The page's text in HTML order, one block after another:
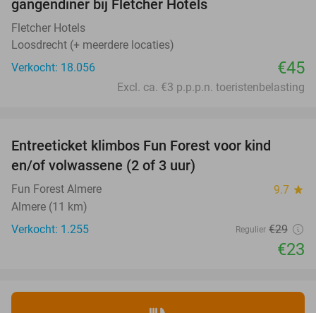
gangendiner bij Fletcher Hotels
Fletcher Hotels
Loosdrecht (+ meerdere locaties)
Verkocht: 18.056
€45
Excl. ca. €3 p.p.p.n. toeristenbelasting
Entreeticket klimbos Fun Forest voor kind
en/of volwassene (2 of 3 uur)
Fun Forest Almere 9.7 star
Almere (11 km)
Verkocht: 1.255
Regulier €29
€23